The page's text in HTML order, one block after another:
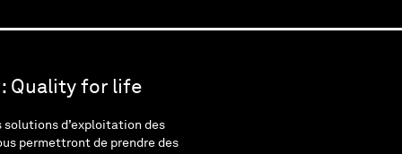
: Quality for life
solutions d’exploitation des
permettront de prendre des